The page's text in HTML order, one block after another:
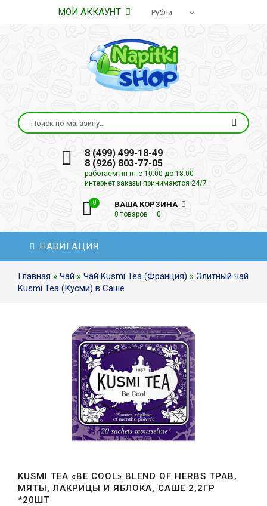
МОЙ АККАУНТ
8 (499) 499-18-49
8 (926) 803-77-05
работаем пн-пт с 10.00 до 18.00
интернет заказы принимаются 24/7
0 ВАША КОРЗИНА
0 товаров — 0
НАВИГАЦИЯ
Главная » Чай » Чай Kusmi Tea (Франция) » Элитный чай
Kusmi Tea (Кусми) в Саше
KUSMI TEA «BE COOL» BLEND OF HERBS ТРАВ,
МЯТЫ, ЛАКРИЦЫ И ЯБЛОКА, САШЕ 2,2ГР
*20ШТ